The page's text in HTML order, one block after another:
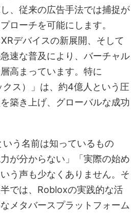
、従来の広告手法では捕捉が
ローチを可能にします。
デバイスの新展開、そして
速な普及により、バーチャル
高まっています。特に
クス）」は、約4億人という圧
築き上げ、グローバルな成功
う名前は知っているもの
が分からない」「実際の始め
う声も少なくありません。そ
では、Robloxの実践的な活
メタバースプラットフォーム